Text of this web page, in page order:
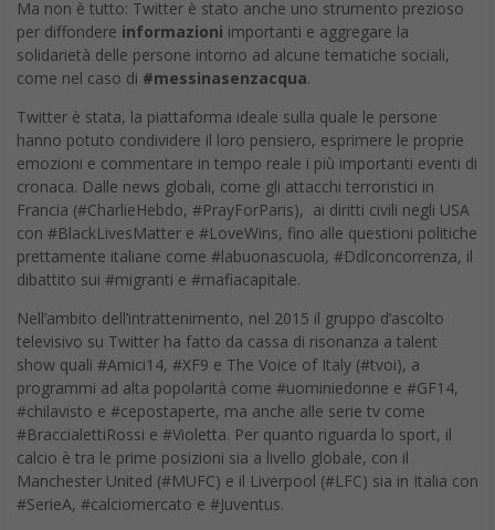
Un’enciclica che vale la
pena ricordare
DAFRANCESCO MARINO|6 DIC 2015|TECH-NEWS|
PuntoG Papa Francesco, spiega il legame tra uomo e
ambiente e dedica grande attenzione alle grandi
potenzialità della tecnologia di Antonella Tagliabue*
considerazione per la memoria. Pensava che fosse
“l’intelligenza degli idioti” e che non bisognasse mai
memorizzare quello che si può trovare in un libro. Però
potrebbe essere […]
PuntoG
Papa Francesco, spiega il legame tra uomo e ambiente e dedica
grande attenzione alle grandi potenzialità della tecnologia